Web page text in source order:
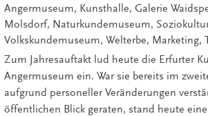
Angermuseum, Kunsthalle, Galerie
Molsdorf, Naturkundemuseum,
Volkskundemuseum, Welterbe, Marketing,
Zum Jahresauftakt lud heute die Erfurter
Angermuseum ein. War sie bereits im
aufgrund personeller Veränderungen
öffentlichen Blick geraten, stand heute